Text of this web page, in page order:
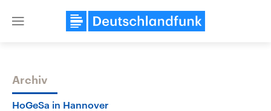
Close
Themen
Archiv
HoGeSa in Hannover